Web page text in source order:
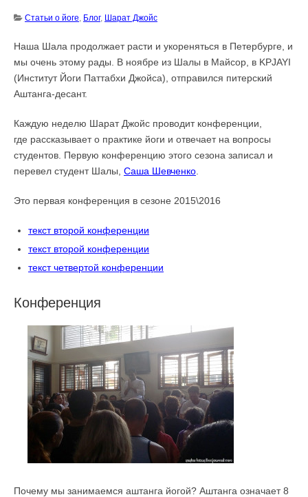
Cтатьи о йоге, Блог, Шарат Джойс
Наша Шала продолжает расти и укореняться в Петербурге, и
мы очень этому рады. В ноябре из Шалы в Майсор, в KPJAYI
(Институт Йоги Паттабхи Джойса), отправился питерский
Аштанга-десант.
Каждую неделю Шарат Джойс проводит конференции,
где рассказывает о практике йоги и отвечает на вопросы
студентов. Первую конференцию этого сезона записал и
перевел студент Шалы, Саша Шевченко
Это первая конференция в сезоне 2015\2016
текст второй конференции
текст второй конференции
текст четвертой конференции
Конференция
Почему мы занимаемся аштанга йогой? Аштанга означает 8